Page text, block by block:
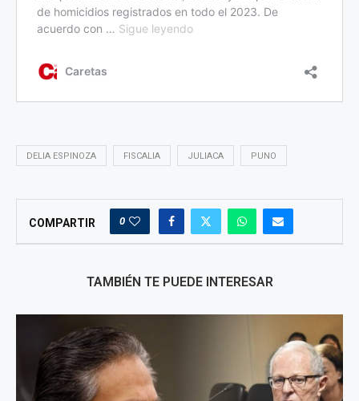
DELIA ESPINOZA FISCALIA JULIACA PUNO
COMPARTIR 0
TAMBIÉN TE PUEDE INTERESAR